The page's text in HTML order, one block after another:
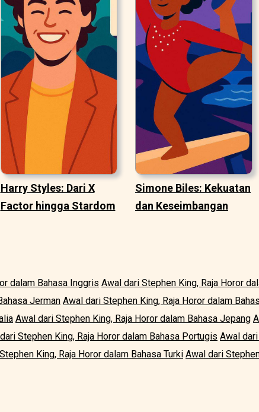
Harry Styles: Dari X
Factor hingga Stardom
Simone Biles: Kekuatan
dan Keseimbangan
dalam Bahasa Inggris Awal dari Stephen King, Raja Horor
Jerman Awal dari Stephen King, Raja Horor dalam
Awal dari Stephen King, Raja Horor dalam Bahasa Jepang
Stephen King, Raja Horor dalam Bahasa Portugis Awal
King, Raja Horor dalam Bahasa Turki Awal dari